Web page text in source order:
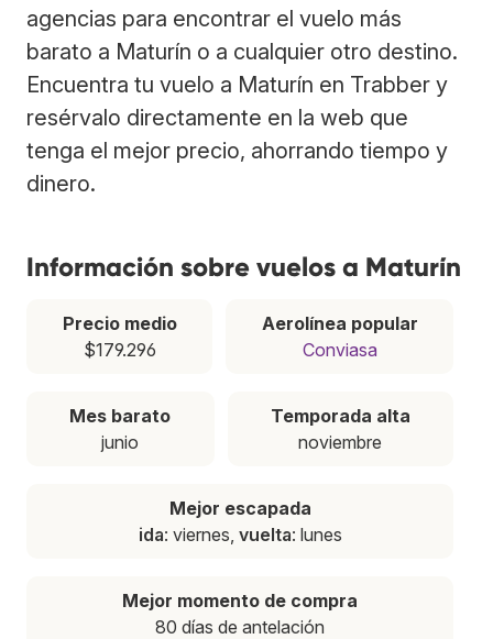
agencias para encontrar el vuelo más
barato a Maturín o a cualquier otro destino.
Encuentra tu vuelo a Maturín en Trabber y
resérvalo directamente en la web que
tenga el mejor precio, ahorrando tiempo y
dinero.
Información sobre vuelos a Maturín
Precio medio
$179.296
Aerolínea popular
Conviasa
Mes barato
junio
Temporada alta
noviembre
Mejor escapada
ida: viernes, vuelta: lunes
Mejor momento de compra
80 días de antelación